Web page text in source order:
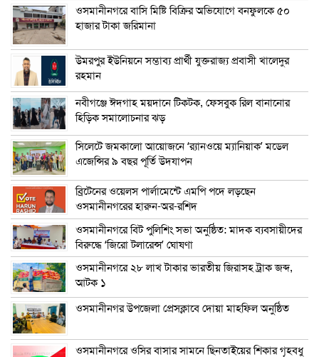
ওসমানীনগরে বাসি মিষ্টি বিক্রির অভিযোগে বনফুলকে ৫০
হাজার টাকা জরিমানা
উমরপুর ইউনিয়নে সম্ভাব্য প্রার্থী যুক্তরাজ্য প্রবাসী খালেদুর
রহমান
নবীগঞ্জে ঈদগাহ ময়দানে টিকটক, ফেসবুক রিল বানানোর
হিড়িক সমালোচনার ঝড়
সিলেটে জমকালো আয়োজনে ‘র‍্যানওয়ে ম্যানিয়াক’ মডেল
এজেন্সির ৯ বছর পূর্তি উদযাপন
ব্রিটেনের ওয়েলস পার্লামেন্টে এমপি পদে লড়ছেন
ওসমানীনগরের হারুন-অর-রশিদ
ওসমানীনগরে বিট পুলিশিং সভা অনুষ্ঠিত: মাদক ব্যবসায়ীদের
বিরুদ্ধে ‘জিরো টলারেন্স’ ঘোষণা
ওসমানীনগরে ২৮ লাখ টাকার ভারতীয় জিরাসহ ট্রাক জব্দ,
আটক ১
ওসমানীনগর উপজেলা প্রেসক্লাবে দোয়া মাহফিল অনুষ্ঠিত
ওসমানীনগরে ওসির বাসার সামনে ছিনতাইয়ের শিকার গৃহবধু